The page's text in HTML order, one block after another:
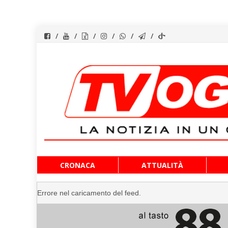
al
contenuto
CRONACA ATTUALITÀ
Errore nel caricamento del feed.